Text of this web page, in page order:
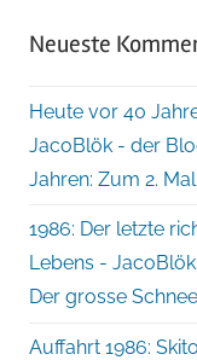
Neueste
Heute vor 40
JacoBlök - der
Jahren: Zum 2.
1986: Der letzte
Lebens -
Der grosse
Auffahrt 1986: